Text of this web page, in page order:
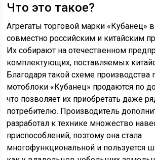
Что это такое?
Агрегаты торговой марки «Кубанец»
совместно российским и китайским
Их собирают на отечественном
комплектующих, поставляемых
Благодаря такой схеме производства
мотоблоки «Кубанец» продаются по
что позволяет их приобретать даже
потребителю. Производитель
разработал к технике множество
приспособлений, поэтому она стала
многофункциональной и пользуется